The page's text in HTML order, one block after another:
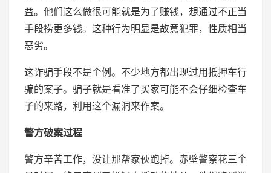
益。他们这么做很可能就是为了赚钱，想通过不正当
手段捞更多钱。这种行为明显是故意犯罪，性质相当
恶劣。
这诈骗手段不是个例。不少地方都出现过用抵押车行
骗的案子。骗子就是看准了买家可能不会仔细检查车
子的来路，利用这个漏洞来作案。
警方破案过程
警方辛苦工作，没让那帮家伙跑掉。赤壁警察花三个